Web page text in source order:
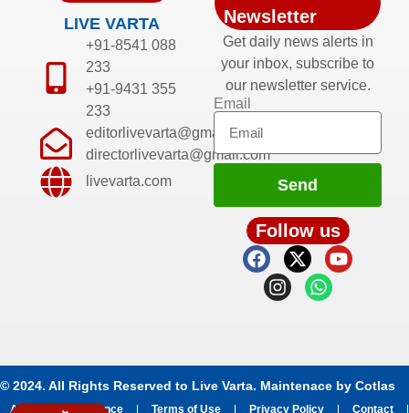
LIVE VARTA
+91-8541 088
233
+91-9431 355
233
editorlivevarta@gmail.com
directorlivevarta@gmail.com
livevarta.com
Newsletter
Get daily news alerts in
your inbox, subscribe to
our newsletter service.
Email
Send
Follow us
© 2024. All Rights Reserved to Live Varta. Maintenace by Cotlas
About Grievance Terms of Use Privacy Policy Contact